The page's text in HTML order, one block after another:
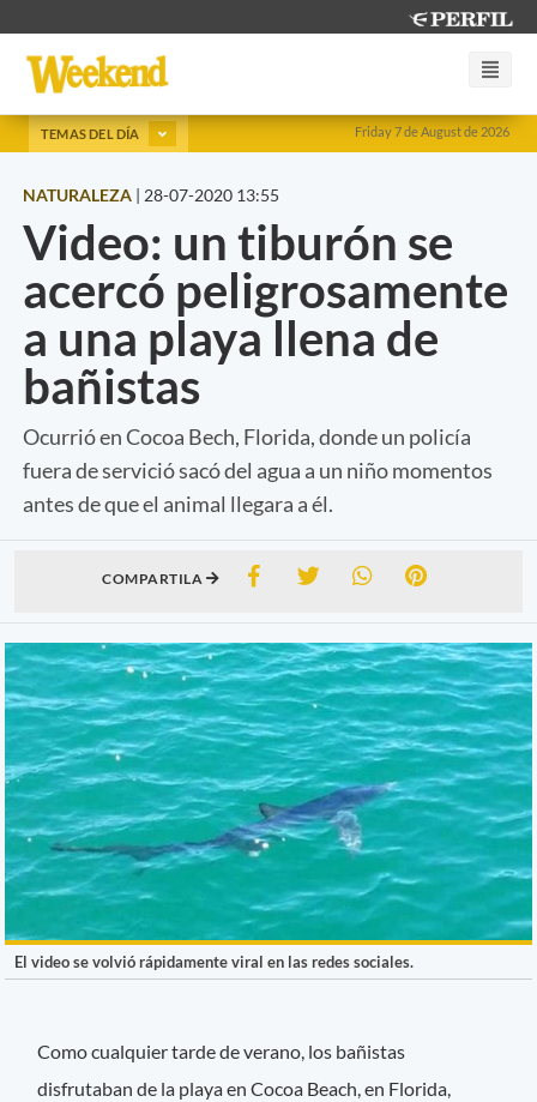
Friday 7 de August de 2026
TEMAS DEL DÍA
NATURALEZA | 28-07-2020 13:55
Video: un tiburón se
acercó peligrosamente
a una playa llena de
bañistas
Ocurrió en Cocoa Bech, Florida, donde un policía
fuera de servició sacó del agua a un niño momentos
antes de que el animal llegara a él.
COMPARTILA
El video se volvió rápidamente viral en las redes sociales.
Como cualquier tarde de verano, los bañistas
disfrutaban de la playa en Cocoa Beach, en Florida,